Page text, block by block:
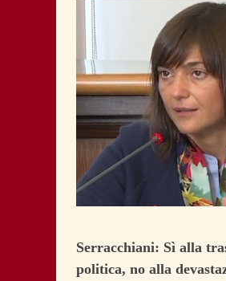
Serracchiani: Sì alla
politica, no alla